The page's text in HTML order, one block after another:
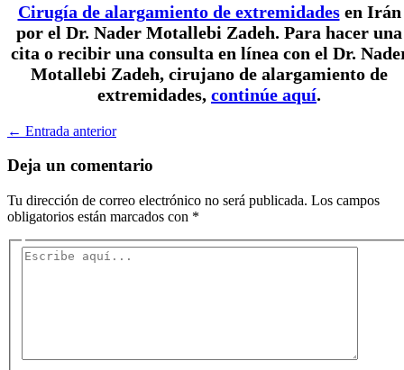
Cirugía de alargamiento de extremidadesen Irán
por el Dr. Nader Motallebi Zadeh. Para hacer una
cita o recibir una consulta en línea con el Dr.
Motallebi Zadeh, cirujano de alargamiento de
extremidades, continúe aquí.
← Entrada anterior
Deja un comentario
Tu dirección de correo electrónico no será publicada. Los campos
obligatorios están marcados con *
Escribe